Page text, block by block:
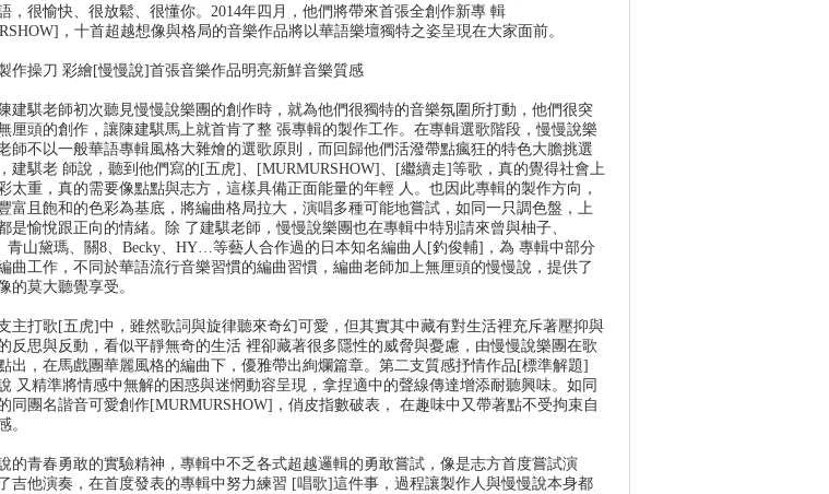
，很愉快、很放鬆、很懂你。2014年四月，他們將帶來首張全創作新專 輯
，十首超越想像與格局的音樂作品將以華語樂壇獨特之姿呈現在大家面前。
作操刀 彩繪[慢慢說]首張音樂作品明亮新鮮音樂質感
建騏老師初次聽見慢慢說樂團的創作時，就為他們很獨特的音樂氛圍所打動，他們很突
厘頭的創作，讓陳建騏馬上就首肯了整 張專輯的製作工作。在專輯選歌階段，慢慢說樂
師不以一般華語專輯風格大雜燴的選歌原則，而回歸他們活潑帶點瘋狂的特色大膽挑選
建騏老 師說，聽到他們寫的[五虎]、[MURMURSHOW]、[繼續走]等歌，真的覺得社會上
太重，真的需要像點點與志方，這樣具備正面能量的年輕 人。也因此專輯的製作方向，
富且飽和的色彩為基底，將編曲格局拉大，演唱多種可能地嘗試，如同一只調色盤，上
是愉悅跟正向的情緒。除 了建騏老師，慢慢說樂團也在專輯中特別請來曾與柚子、
青山黛瑪、關8、Becky、HY…等藝人合作過的日本知名編曲人[釣俊輔]，為 專輯中部分
曲工作，不同於華語流行音樂習慣的編曲習慣，編曲老師加上無厘頭的慢慢說，提供了
的莫大聽覺享受。
主打歌[五虎]中，雖然歌詞與旋律聽來奇幻可愛，但其實其中藏有對生活裡充斥著壓抑與
反思與反動，看似平靜無奇的生活 裡卻藏著很多隱性的威脅與憂慮，由慢慢說樂團在歌
出，在馬戲團華麗風格的編曲下，優雅帶出絢爛篇章。第二支質感抒情作品[標準解題]
又精準將情感中無解的困惑與迷惘動容呈現，拿捏適中的聲線傳達增添耐聽興味。如同
同團名諧音可愛創作[MURMURSHOW]，俏皮指數破表， 在趣味中又帶著點不受拘束自
。
的青春勇敢的實驗精神，專輯中不乏各式超越邏輯的勇敢嘗試，像是志方首度嘗試演
吉他演奏，在首度發表的專輯中努力練習 [唱歌]這件事，過程讓製作人與慢慢說本身都